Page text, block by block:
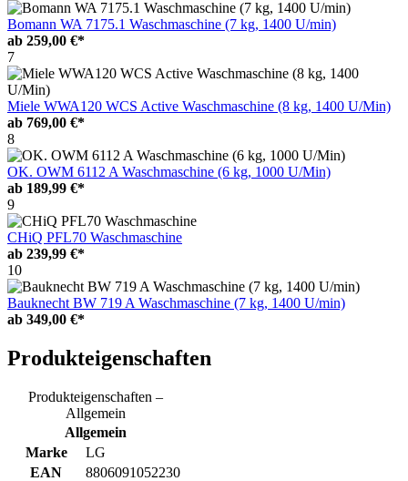
Bomann WA 7175.1 Waschmaschine (7 kg, 1400 U/min)
ab 259,00 €*
7
Miele WWA120 WCS Active Waschmaschine (8 kg, 1400 U/Min)
ab 769,00 €*
8
OK. OWM 6112 A Waschmaschine (6 kg, 1000 U/Min)
ab 189,99 €*
9
CHiQ PFL70 Waschmaschine
ab 239,99 €*
10
Bauknecht BW 719 A Waschmaschine (7 kg, 1400 U/min)
ab 349,00 €*
Produkteigenschaften
Produkteigenschaften –
Allgemein
Allgemein
Marke
LG
EAN
8806091052230